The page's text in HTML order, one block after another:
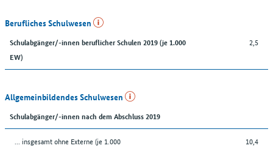
Berufliches Schulwesen
Schulabgänger/-innen beruflicher Schulen 2019 (je 1.000
EW)
2,5
Allgemeinbildendes Schulwesen
Schulabgänger/-innen nach dem Abschluss 2019
... insgesamt ohne Externe (je 1.000
10,4